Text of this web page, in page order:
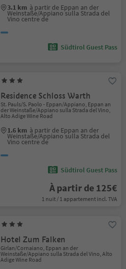
3.1 km à partir de Eppan an der
Weinstaße/Appiano sulla Strada del
Vino centre de
Südtirol Guest Pass
Residence Schloss Warth
St. Pauls/S. Paolo - Eppan/Appiano, Eppan an
der Weinstaße/Appiano sulla Strada del Vino,
Alto Adige Wine Road
1.6 km à partir de Eppan an der
Weinstaße/Appiano sulla Strada del
Vino centre de
Südtirol Guest Pass
À partir de 125€
1 nuit / 1 appartement incl. TVA
Hotel Zum Falken
Girlan/Cornaiano, Eppan an der
Weinstaße/Appiano sulla Strada del Vino, Alto
Adige Wine Road